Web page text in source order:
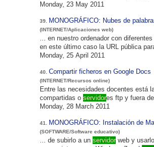
Monday, 23 May 2011
39. MONOGRÁFICO: Nubes de
(INTERNET/Aplicaciones web)
... en nuestro ordenador con
en este último caso la URL pública
Monday, 25 April 2011
40. Compartir ficheros en Google Docs
(INTERNET/Recursos online)
Entre las necesidades docentes está la de enviar (o recibir)
compartidas o servidores ftp y fuera
Monday, 28 March 2011
41. MONOGRÁFICO: Instalación de
(SOFTWARE/Software educativo)
... de subirlo a un servidor web y